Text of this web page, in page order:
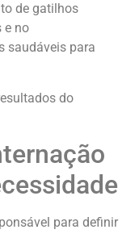
de gatilhos
e no
saudáveis para
do
para definir